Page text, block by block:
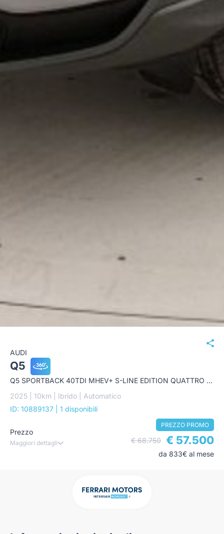
AUDI
Q5
Q5 SPORTBACK 40TDI MHEV+ S-LINE EDITION QUATTRO 204CV S-TRONIC
2025 | 10km | Ibrido | Automatico
ID: 10889137
| 1 disponibili
Prezzo
Maggiori dettagli
PREZZO PROMO
€ 68.750 € 57.500
da 833€ al mese